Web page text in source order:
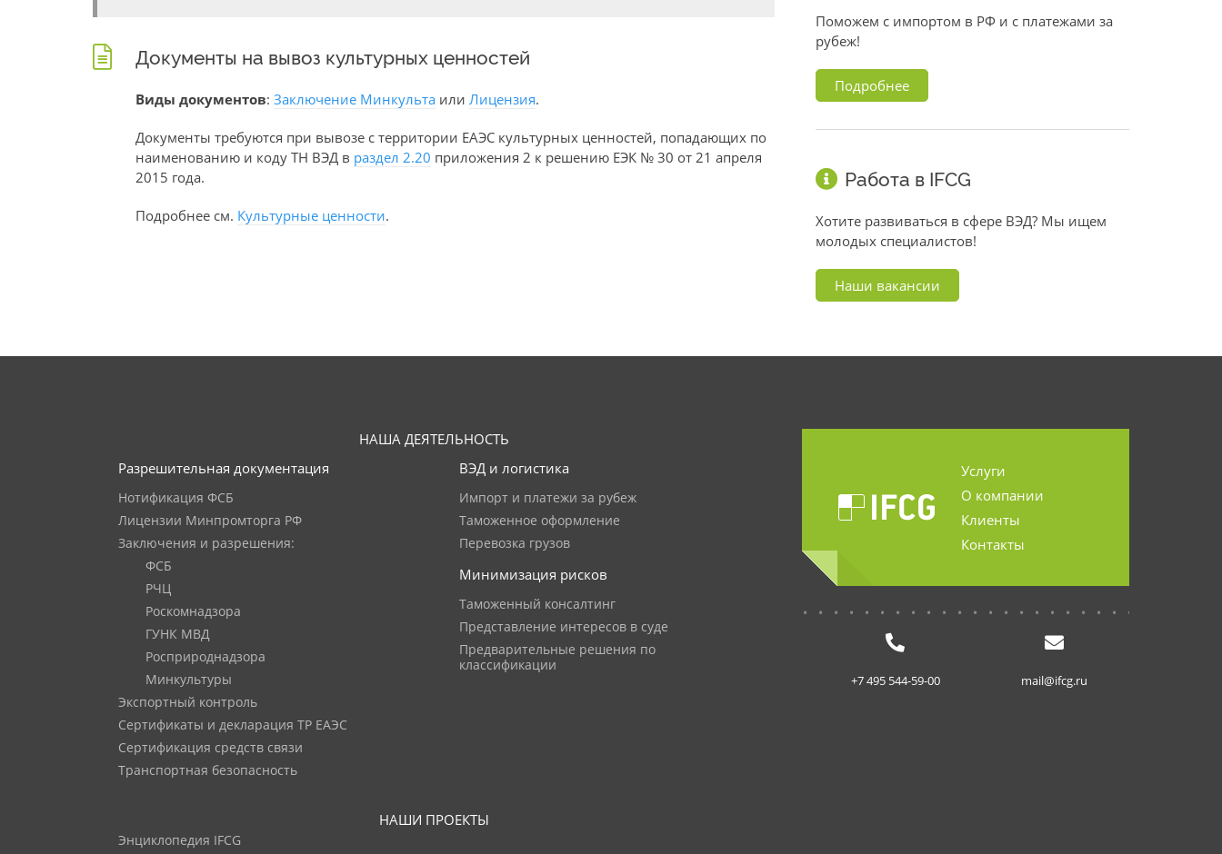
Документы на вывоз культурных ценностей
Виды документов: Заключение Минкульта или Лицензия.
Документы требуются при вывозе с территории ЕАЭС культурных ценностей, попадающих по
наименованию и коду ТН ВЭД в раздел 2.20 приложения 2 к решению ЕЭК № 30 от 21 апреля
2015 года.
Подробнее см. Культурные ценности.
Поможем с импортом в РФ и с платежами за
рубеж!
Подробнее
Работа в IFCG
Хотите развиваться в сфере ВЭД? Мы ищем
молодых специалистов!
Наши вакансии
НАША ДЕЯТЕЛЬНОСТЬ
Разрешительная документация
Нотификация ФСБ
Лицензии Минпромторга РФ
Заключения и разрешения:
ФСБ
РЧЦ
Роскомнадзора
ГУНК МВД
Росприроднадзора
Минкультуры
Экспортный контроль
Сертификаты и декларация ТР ЕАЭС
Сертификация средств связи
Транспортная безопасность
ВЭД и логистика
Импорт и платежи за рубеж
Таможенное оформление
Перевозка грузов
Минимизация рисков
Таможенный консалтинг
Представление интересов в суде
Предварительные решения по
классификации
НАШИ ПРОЕКТЫ
Энциклопедия IFCG
Услуги
О компании
Клиенты
Контакты
+7 495 544-59-00 mail@ifcg.ru